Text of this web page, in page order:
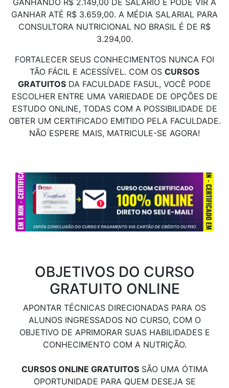
GANHANDO R$ 2.149,00 DE SALÁRIO E PODE VIR A
GANHAR ATÉ R$ 3.659,00. A MÉDIA SALARIAL PARA
CONSULTORA NUTRICIONAL NO BRASIL É DE R$
3.294,00.
FORTALECER SEUS CONHECIMENTOS NUNCA FOI
TÃO FÁCIL E ACESSÍVEL. COM OS CURSOS
GRATUITOS DA FACULDADE FASUL, VOCÊ PODE
ESCOLHER ENTRE UMA VARIEDADE DE OPÇÕES DE
ESTUDO ONLINE, TODAS COM A POSSIBILIDADE DE
OBTER UM CERTIFICADO EMITIDO PELA FACULDADE.
NÃO ESPERE MAIS, MATRICULE-SE AGORA!
OBJETIVOS DO CURSO
GRATUITO ONLINE
APONTAR TÉCNICAS DIRECIONADAS PARA OS
ALUNOS INGRESSADOS NO CURSO, COM O
OBJETIVO DE APRIMORAR SUAS HABILIDADES E
CONHECIMENTO COM A NUTRIÇÃO.
CURSOS ONLINE GRATUITOSSÃO UMA ÓTIMA
OPORTUNIDADE PARA QUEM DESEJA SE